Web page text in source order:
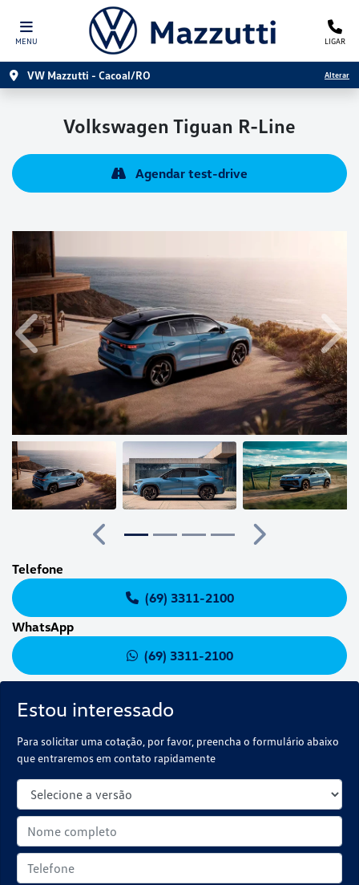
MENU LIGAR
VW Mazzutti - Cacoal/RO Alterar
Volkswagen Tiguan R-Line
Agendar test-drive
Estou interessado
Para solicitar uma cotação, por favor, preencha o formulário abaixo
que entraremos em contato rapidamente
Anterior
Anterior
Próximo
Telefone
(69) 3311-2100
WhatsApp
(69) 3311-2100